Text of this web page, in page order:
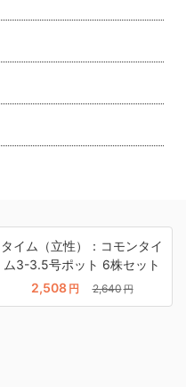
タイム（立性）：コモンタイ
ム3-3.5号ポット 6株セット
2,508 円 2,640円